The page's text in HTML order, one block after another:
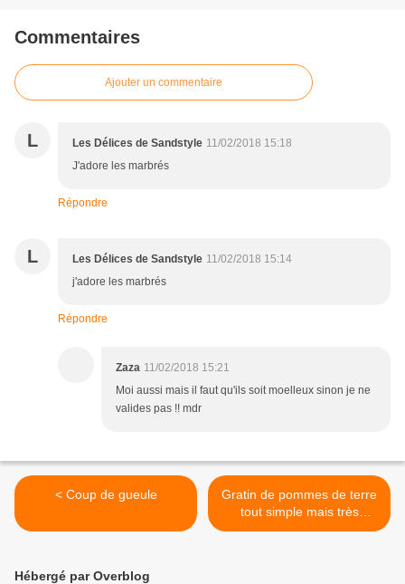
Commentaires
Ajouter un commentaire
L Les Délices de Sandstyle 11/02/2018 15:18
J'adore les marbrés
Répondre
L Les Délices de Sandstyle 11/02/2018 15:14
j'adore les marbrés
Répondre
Zaza 11/02/2018 15:21
Moi aussi mais il faut qu'ils soit moelleux sinon je ne
valides pas !! mdr
< Coup de gueule
Gratin de pommes de terre
tout simple mais très
gourmand >
Hébergé par Overblog